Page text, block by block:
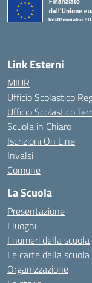
Link Esterni
MIUR
Ufficio Scolastico
Ufficio Scolastico
Scuola in Chiaro
Iscrizioni On Line
Invalsi
Comune
La Scuola
Presentazione
I luoghi
I numeri della scuola
Le carte della scuola
Organizzazione